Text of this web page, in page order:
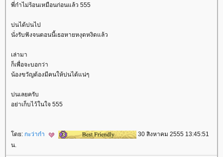
พี่ก๋าไม่ร้อนเหมือนก่อนแล้ว 555
บ่นได้บ่นไป
นั่งรับฟังจนตอนนี้เธอหายหงุดหงิดแล้ว
เล่ามา
ก็เพื่อจะบอกว่า
น้องขวัญต้องมีคนให้บ่นได้แน่ๆ
บ่นเลยครับ
อย่าเก็บไว้ในใจ 555
ดย: กะว่าก๋า
30 สิงหาคม 2555 13:45:51
น.